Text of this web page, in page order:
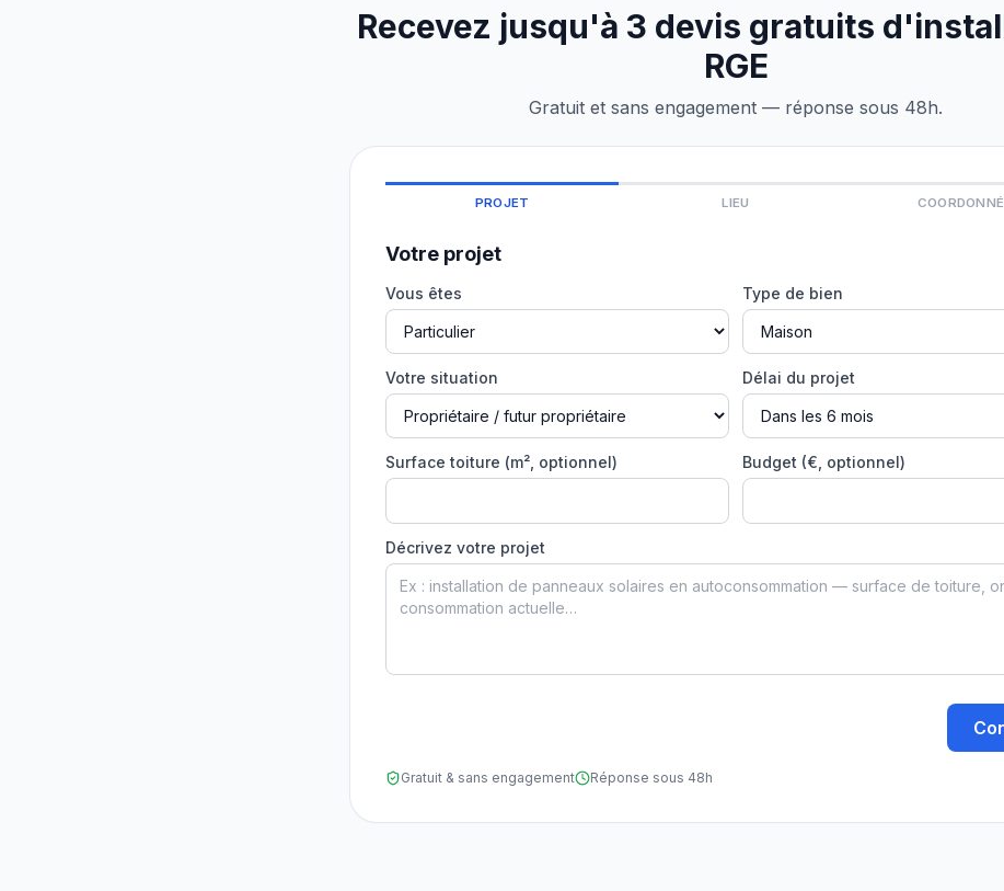
Recevez jusqu'à 3 devis gratuits
RGE
Gratuit et sans engagement — réponse sous 48h.
PROJET LIEU
Votre projet
Vous êtes Type de bien
Votre situation Délai du projet
Surface toiture (m², optionnel) Budget (€, optionnel)
Décrivez votre projet
Gratuit & sans engagement Réponse sous 48h